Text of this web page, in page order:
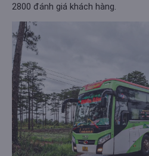
2800 đánh giá khách hàng.